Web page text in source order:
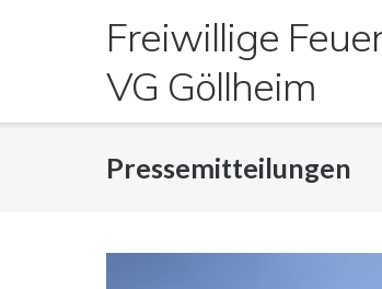
Freiwillige
VG Göllheim
Pressemitteilungen